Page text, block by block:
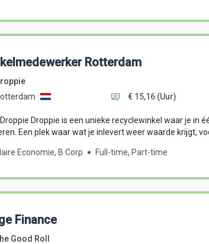
Rotterdam
€ 15,16 (Uur)
Droppie is een unieke recyclewinkel waar je in
Een plek waar wat je inlevert weer waarde krijgt,
Economie, B Corp Full-time, Part-time
Finance
Good Roll